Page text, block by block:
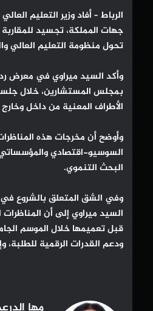
الرباط – أفاد وزير التعليم
جهات المملكة، تجسيد
تحول منظومة التعليم العالي
وأكد السيد ميراوي في معرض
بمجلس المستشارين، خلال
الأطراف المعنية من داخل
وأوضح أن مخرجات هذه
السوسيو-اقتصادي
البحث التنموي.
وفي الشق المتعلق بالشروع في
السيد ميراوي إلى أن
قبل تعميمها خلال الموسم
ودعم القدرات الرقمية